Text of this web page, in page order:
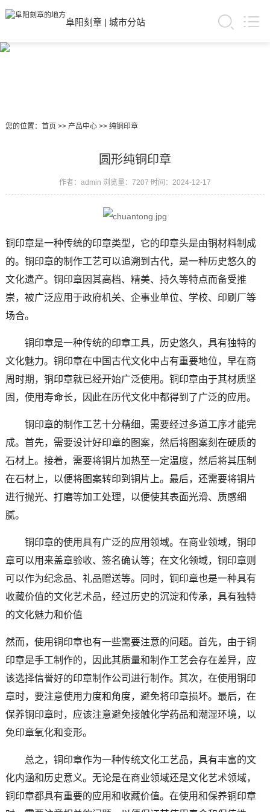
阜阳刻章| 城市分站
您的位置： 首页 >> 产品中心>> 纯铜印章
圆形纯铜印章
作者：admin 浏览量：7207 时间：2024-12-17
铜印章是一种传统的印章类型，它的印章头是由铜材料制成
的。铜印章的制作工艺可以追溯到古代，是一种历史悠久的
文化遗产。铜印章因其高档、精美、持久等特点而备受推
崇，被广泛应用于政府机关、企事业单位、学校、印刷厂等
场合。
铜印章是一种传统的印章工具，历史悠久，具有独特的
文化魅力。铜印章在中国古代文化中占有重要地位，早在商
周时期，铜印章就已经开始广泛使用。铜印章由于其材质坚
固，使用寿命长，因此在历代文化中都得到了广泛的应用。
铜印章的制作工艺十分精细，需要经过多道工序才能完
成。首先，需要设计好印章的图案，然后将图案刻在硬质的
石材上。接着，需要将铜片加热至一定温度，然后将其压制
在石材上，以便将图案转印到铜片上。最后，还需要将铜片
进行抛光、打磨等加工处理，以便使其表面光滑、质感细
腻。
铜印章的使用具有广泛的应用领域。在商业领域，铜印
章可以用来盖章验收、签名确认等；在文化领域，铜印章则
可以作为纪念品、礼品赠送等。同时，铜印章也是一种具有
收藏价值的文化艺术品，经过历史的沉淀和传承，具有独特
的文化魅力和价值
然而，使用铜印章也有一些需要注意的问题。首先，由于铜
印章是手工制作的，因此其质量和制作工艺会存在差异，应
该选择信誉好的印章制作公司进行制作。其次，在使用铜印
章时，要注意使用力度和角度，避免将印章损坏。最后，在
保养铜印章时，应该注意避免接触化学药品和潮湿环境，以
免印章氧化和变形。
总之，铜印章作为一种传统文化工艺品，具有丰富的文
化内涵和历史意义。无论是在商业领域还是文化艺术领域，
铜印章都具有重要的应用和收藏价值。在使用和保养铜印章